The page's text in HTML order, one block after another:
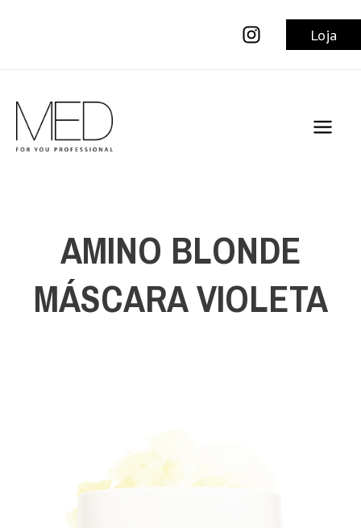
Loja
AMINO BLONDE
MÁSCARA VIOLETA